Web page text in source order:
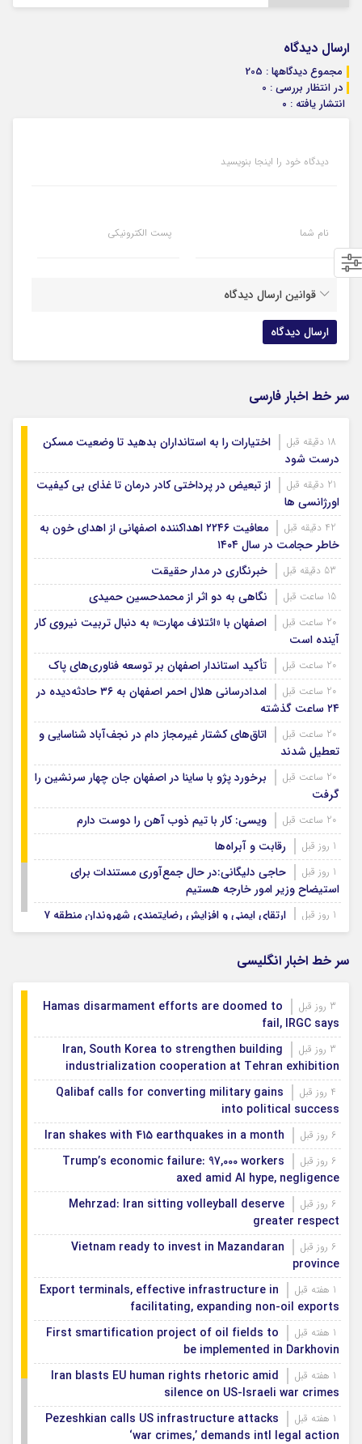
ارسال دیدگاه
مجموع دیدگاهها : 205
در انتظار بررسی : 0
انتشار یافته : ۰
دیدگاه خود را اینجا بنویسید
نام شما پست الکترونیکی
قوانین ارسال دیدگاه
سر خط اخبار فارسی
اختیارات را به استانداران بدهید تا وضعیت مسکن
درست شود
از تبعیض در پرداختی کادر درمان تا غذای بی کیفیت
اورژانسی ها
معافیت ۲۲۴۶ اهداکننده اصفهانی از اهدای خون به
خاطر حجامت در سال ۱۴۰۴
خبرنگاری در مدار حقیقت
نگاهی به دو اثر از محمدحسین حمیدی
اصفهان با «ائتلاف مهارت» به دنبال تربیت نیروی کار
آینده است
تأکید استاندار اصفهان بر توسعه فناوری‌های پاک
امدادرسانی هلال احمر اصفهان به ۳۶ حادثه‌دیده در
۲۴ ساعت گذشته
اتاق‌های کشتار غیرمجاز دام در نجف‌آباد شناسایی و
تعطیل شدند
برخورد پژو با ساینا در اصفهان جان چهار سرنشین را
گرفت
ویسی: کار با تیم ذوب آهن را دوست دارم
رقابت و آبراه‌ها
حاجی دلیگانی:در حال جمع‌آوری مستندات برای
استیضاح وزیر امور خارجه هستیم
ارتقای ایمنی و افزایش رضایتمندی شهروندان منطقه ۷
در جنوب
سر خط اخبار انگلیسی
Hamas disarmament efforts are doomed to
fail, IRGC says
Iran, South Korea to strengthen building
industrialization cooperation at Tehran exhibition
Qalibaf calls for converting military gains
into political success
Iran shakes with 415 earthquakes in a month
Trump’s economic failure: 97,000 workers
axed amid AI hype, negligence
Mehrzad: Iran sitting volleyball deserve
greater respect
Vietnam ready to invest in Mazandaran
province
Export terminals, effective infrastructure in
facilitating, expanding non-oil exports
First smartification project of oil fields to
be implemented in Darkhovin
Iran blasts EU human rights rhetoric amid
silence on US-Israeli war crimes
Pezeshkian calls US infrastructure attacks
‘war crimes,’ demands intl legal action